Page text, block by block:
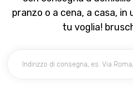
pranzo o a cena, a casa, in
tu voglia!